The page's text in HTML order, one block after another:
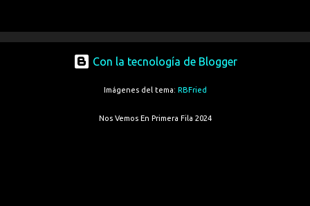
Con la tecnología de Blogger
Imágenes del tema: RBFried
Nos Vemos En Primera Fila 2024